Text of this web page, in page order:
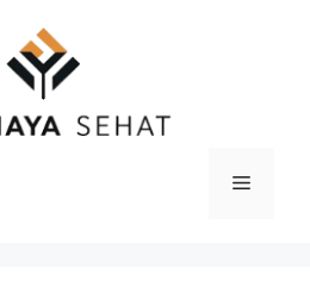
Menu